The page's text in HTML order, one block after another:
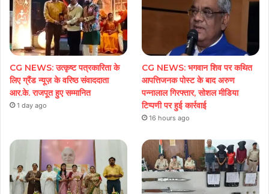
CG NEWS: उत्कृष्ट पत्रकारिता के
लिए ग्रैंड न्यूज़ के वरिष्ठ संवाददाता
आर.के. राजपूत हुए सम्मानित
1 day ago
CG NEWS: भगवान शिव पर कथित
आपत्तिजनक पोस्ट के बाद अरुण
पन्नालाल गिरफ्तार, सोशल मीडिया
टिप्पणी पर हुई कार्रवाई
16 hours ago